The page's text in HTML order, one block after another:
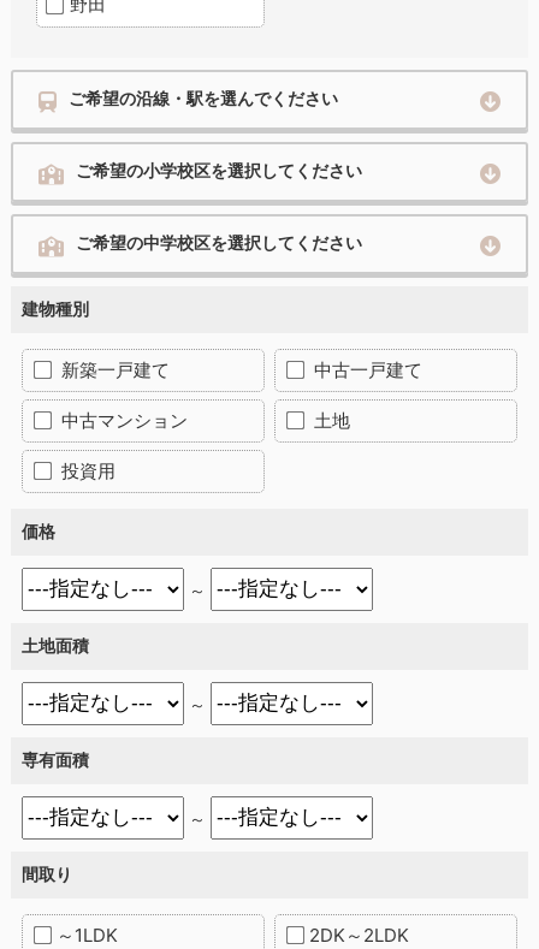
野田
ご希望の沿線・駅を選んでください
ご希望の小学校区を選択してください
ご希望の中学校区を選択してください
建物種別
新築一戸建て 中古一戸建て
中古マンション 土地
投資用
価格
～
土地面積
～
専有面積
～
間取り
～1LDK 2DK～2LDK